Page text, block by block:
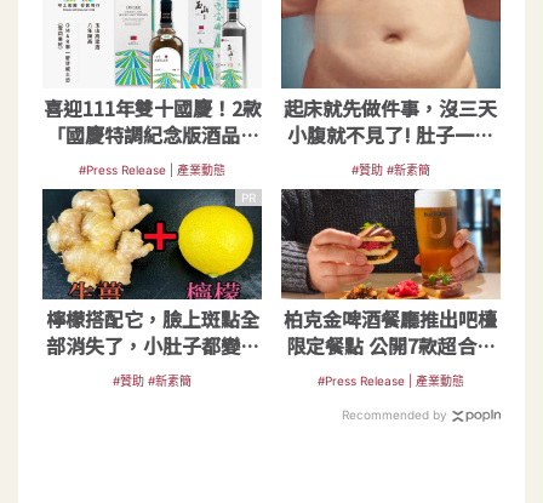
喜迎111年雙十國慶！2款
「國慶特調紀念版酒品」
限量釋出
#Press Release | 產業動態
起床就先做件事，沒三天
小腹就不見了! 肚子一天
天變小！
#贊助 #新素簡
PR
檸檬搭配它，臉上斑點全
部消失了，小肚子都變平
坦了
#贊助 #新素簡
柏克金啤酒餐廳推出吧檯
限定餐點 公開7款超合拍
餐酒搭配
#Press Release | 產業動態
Recommended by